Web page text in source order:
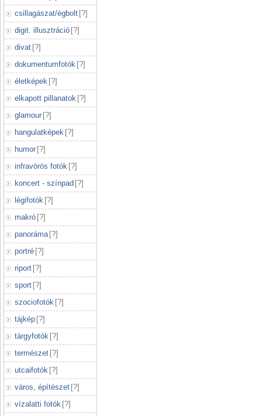
csillagászat/égbolt [?]
digit. illusztráció [?]
divat [?]
dokumentumfotók [?]
életképek [?]
elkapott pillanatok [?]
glamour [?]
hangulatképek [?]
humor [?]
infravörös fotók [?]
koncert - színpad [?]
légifotók [?]
makró [?]
panoráma [?]
portré [?]
riport [?]
sport [?]
szociofotók [?]
tájkép [?]
tárgyfotók [?]
természet [?]
utcaifotók [?]
város, építészet [?]
vízalatti fotók [?]